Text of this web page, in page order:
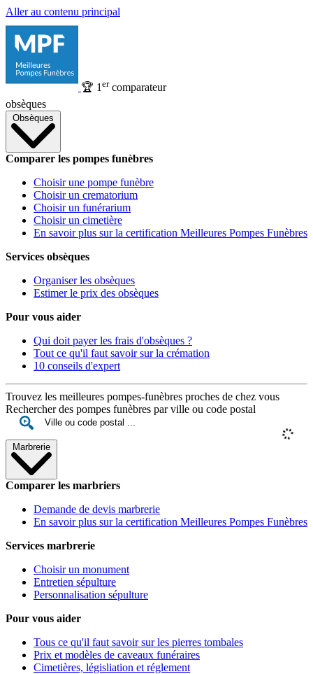
Aller au contenu principal
🏆 1 ercomparateur
obsèques
Obsèques
Comparer les pompes funèbres
Choisir une pompe funèbre
Choisir un crematorium
Choisir un funérarium
Choisir un cimetière
En savoir plus sur la certification Meilleures Pompes Funèbres
Services obsèques
Organiser les obsèques
Estimer le prix des obsèques
Pour vous aider
Qui doit payer les frais d'obsèques ?
Tout ce qu'il faut savoir sur la crémation
10 conseils d'expert
Trouvez les meilleures pompes-funèbres proches de chez vous
Rechercher des pompes funèbres par ville ou code postal
Marbrerie
Comparer les marbriers
Demande de devis marbrerie
En savoir plus sur la certification Meilleures Pompes Funèbres
Services marbrerie
Choisir un monument
Entretien sépulture
Personnalisation sépulture
Pour vous aider
Tous ce qu'il faut savoir sur les pierres tombales
Prix et modèles de caveaux funéraires
Cimetières, législiation et réglement